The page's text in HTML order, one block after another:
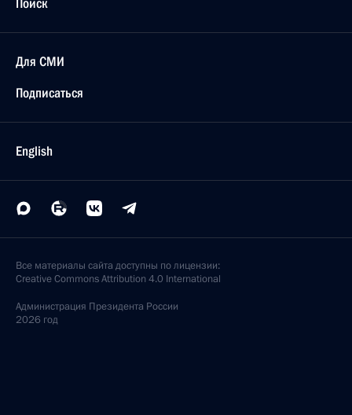
Поиск
Для СМИ
Подписаться
English
Все материалы сайта доступны по лицензии:
Creative Commons Attribution 4.0 International
Администрация Президента России
2026 год